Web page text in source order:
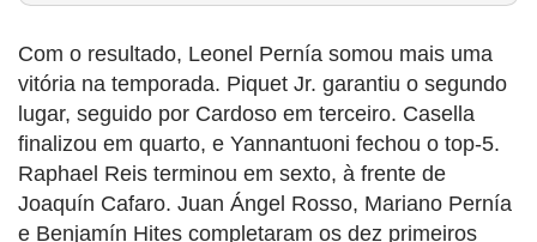
Com o resultado, Leonel Pernía somou mais uma
vitória na temporada. Piquet Jr. garantiu o segundo
lugar, seguido por Cardoso em terceiro. Casella
finalizou em quarto, e Yannantuoni fechou o top-5.
Raphael Reis terminou em sexto, à frente de
Joaquín Cafaro. Juan Ángel Rosso, Mariano Pernía
e Benjamín Hites completaram os dez primeiros